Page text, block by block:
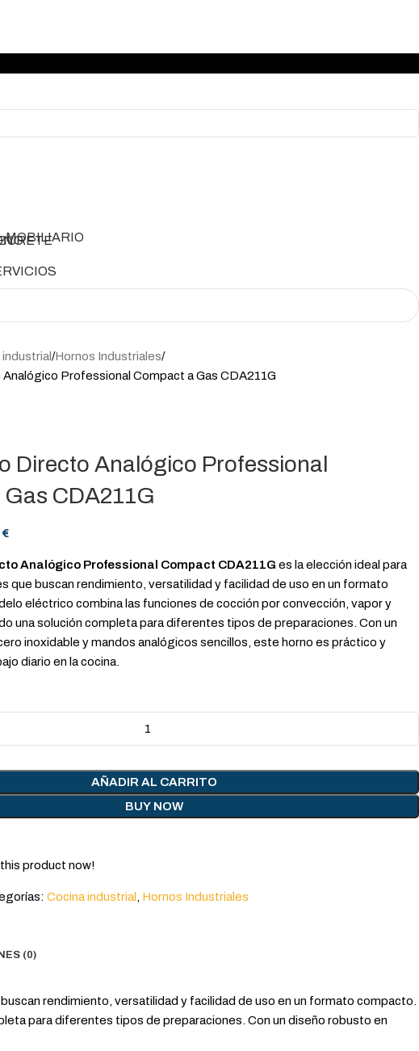
MOBILIARIO
Hornos Industriales
Professional Compact a Gas CDA211G
Directo Analógico Professional
CDA211G
€
Analógico Professional Compact CDA211G es la elección ideal para
que buscan rendimiento, versatilidad y facilidad de uso en un formato
eléctrico combina las funciones de cocción por convección, vapor y
una solución completa para diferentes tipos de preparaciones. Con un
inoxidable y mandos analógicos sencillos, este horno es práctico y
diario en la cocina.
AÑADIR AL CARRITO
BUY NOW
product now!
Cocina industrial , Hornos Industriales
(0)
rendimiento, versatilidad y facilidad de uso en un formato compacto.
para diferentes tipos de preparaciones. Con un diseño robusto en